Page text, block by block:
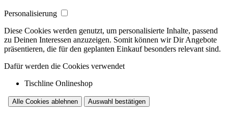
Personalisierung
Diese Cookies werden genutzt, um personalisierte Inhalte, passend
zu Deinen Interessen anzuzeigen. Somit können wir Dir Angebote
präsentieren, die für den geplanten Einkauf besonders relevant sind.
Dafür werden die Cookies verwendet
Tischline Onlineshop
Alle Cookies ablehnen Auswahl bestätigen